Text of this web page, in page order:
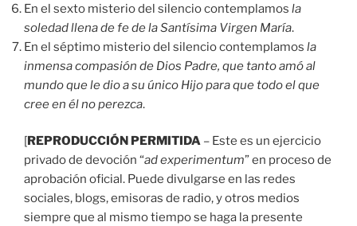
En el sexto misterio del silencio contemplamos la
soledad llena de fe de la Santísima Virgen María.
En el séptimo misterio del silencio contemplamos la
inmensa compasión de Dios Padre, que tanto amó al
mundo que le dio a su único Hijo para que todo el que
cree en él no perezca.
[REPRODUCCIÓN PERMITIDA – Este es un ejercicio
privado de devoción “ad experimentum” en proceso de
aprobación oficial. Puede divulgarse en las redes
sociales, blogs, emisoras de radio, y otros medios
siempre que al mismo tiempo se haga la presente